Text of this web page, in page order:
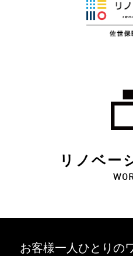
リノベー
お客様一人ひとりの